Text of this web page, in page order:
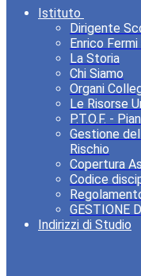
Istituto
Dirigente
Enrico
La Storia
Chi Siamo
Organi
Le Risorse
P.T.O.F. -
Gestione
Rischio
Copertura
Codice
GESTIONE
Indirizzi di Studio